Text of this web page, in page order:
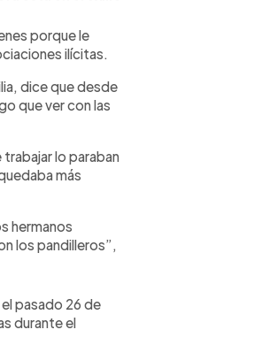
porque le
ilícitas.
dice que desde
que ver con las
lo paraban
más
hermanos
los pandilleros”,
pasado 26 de
durante el